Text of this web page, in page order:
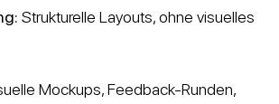
Strukturelle Layouts, ohne visuelles
Mockups, Feedback-Runden,